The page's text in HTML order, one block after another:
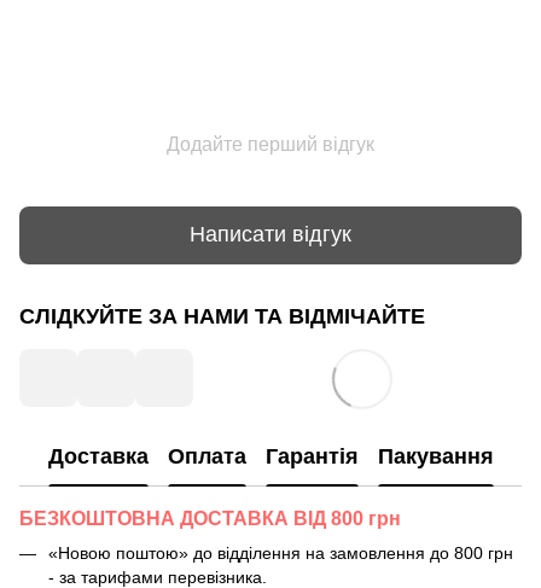
Додайте перший відгук
Написати відгук
СЛІДКУЙТЕ ЗА НАМИ ТА ВІДМІЧАЙТЕ
Доставка Оплата Гарантія Пакування
БЕЗКОШТОВНА ДОСТАВКА ВІД 800 грн
«Новою поштою» до відділення на замовлення до 800 грн
- за тарифами перевізника.